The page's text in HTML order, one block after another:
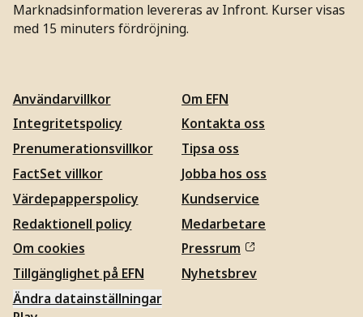
Marknadsinformation levereras av Infront. Kurser visas
med 15 minuters fördröjning.
Användarvillkor
Integritetspolicy
Prenumerationsvillkor
FactSet villkor
Värdepapperspolicy
Redaktionell policy
Om cookies
Tillgänglighet på EFN
Ändra datainställningar
Om EFN
Kontakta oss
Tipsa oss
Jobba hos oss
Kundservice
Medarbetare
Pressrum
Nyhetsbrev